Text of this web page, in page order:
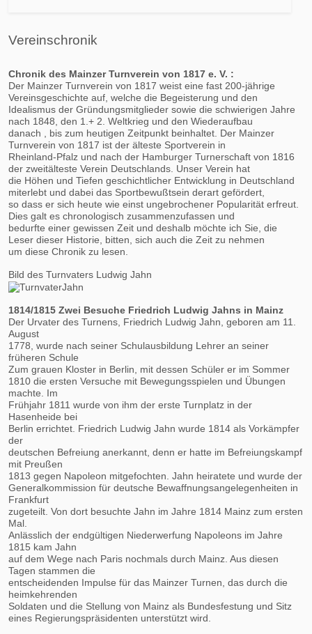
Vereinschronik
Chronik des Mainzer Turnverein von 1817 e. V. :
Der Mainzer Turnverein von 1817 weist eine fast 200-jährige
Vereinsgeschichte auf, welche die Begeisterung und den
Idealismus der Gründungsmitglieder sowie die schwierigen Jahre
nach 1848, den 1.+ 2. Weltkrieg und den Wiederaufbau
danach , bis zum heutigen Zeitpunkt beinhaltet. Der Mainzer
Turnverein von 1817 ist der älteste Sportverein in
Rheinland-Pfalz und nach der Hamburger Turnerschaft von 1816
der zweitälteste Verein Deutschlands. Unser Verein hat
die Höhen und Tiefen geschichtlicher Entwicklung in Deutschland
miterlebt und dabei das Sportbewußtsein derart gefördert,
so dass er sich heute wie einst ungebrochener Popularität erfreut.
Dies galt es chronologisch zusammenzufassen und
bedurfte einer gewissen Zeit und deshalb möchte ich Sie, die
Leser dieser Historie, bitten, sich auch die Zeit zu nehmen
um diese Chronik zu lesen.
Bild des Turnvaters Ludwig Jahn
1814/1815 Zwei Besuche Friedrich Ludwig Jahns in Mainz
Der Urvater des Turnens, Friedrich Ludwig Jahn, geboren am 11.
August
1778, wurde nach seiner Schulausbildung Lehrer an seiner
früheren Schule
Zum grauen Kloster in Berlin, mit dessen Schüler er im Sommer
1810 die ersten Versuche mit Bewegungsspielen und Übungen
machte. Im
Frühjahr 1811 wurde von ihm der erste Turnplatz in der
Hasenheide bei
Berlin errichtet. Friedrich Ludwig Jahn wurde 1814 als Vorkämpfer
der
deutschen Befreiung anerkannt, denn er hatte im Befreiungskampf
mit Preußen
1813 gegen Napoleon mitgefochten. Jahn heiratete und wurde der
Generalkommission für deutsche Bewaffnungsangelegenheiten in
Frankfurt
zugeteilt. Von dort besuchte Jahn im Jahre 1814 Mainz zum ersten
Mal.
Anlässlich der endgültigen Niederwerfung Napoleons im Jahre
1815 kam Jahn
auf dem Wege nach Paris nochmals durch Mainz. Aus diesen
Tagen stammen die
entscheidenden Impulse für das Mainzer Turnen, das durch die
heimkehrenden
Soldaten und die Stellung von Mainz als Bundesfestung und Sitz
eines Regierungspräsidenten unterstützt wird.